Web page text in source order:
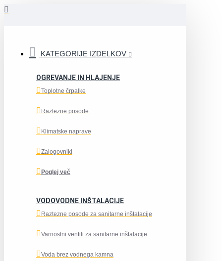
KATEGORIJE IZDELKOV
OGREVANJE IN HLAJENJE
Toplotne črpalke
Raztezne posode
Klimatske naprave
Zalogovniki
Poglej več
VODOVODNE INŠTALACIJE
Raztezne posode za sanitarne inštalacije
Varnostni ventili za sanitarne inštalacije
Voda brez vodnega kamna